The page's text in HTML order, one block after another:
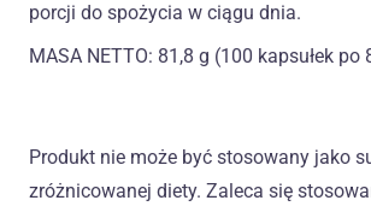
porcji do spożycia w ciągu dnia.
MASA NETTO: 81,8 g (100 kapsułek po
Produkt nie może być stosowany jako
zróżnicowanej diety. Zaleca się